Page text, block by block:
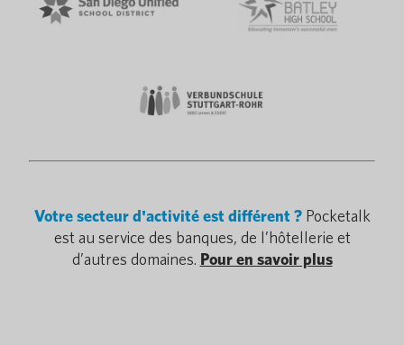
Votre secteur d'activité est différent ?Pocketalk
est au service des banques, de l’hôtellerie et
d’autres domaines. Pour en savoir plus